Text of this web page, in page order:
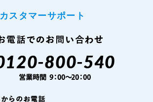
カスタマーサポート